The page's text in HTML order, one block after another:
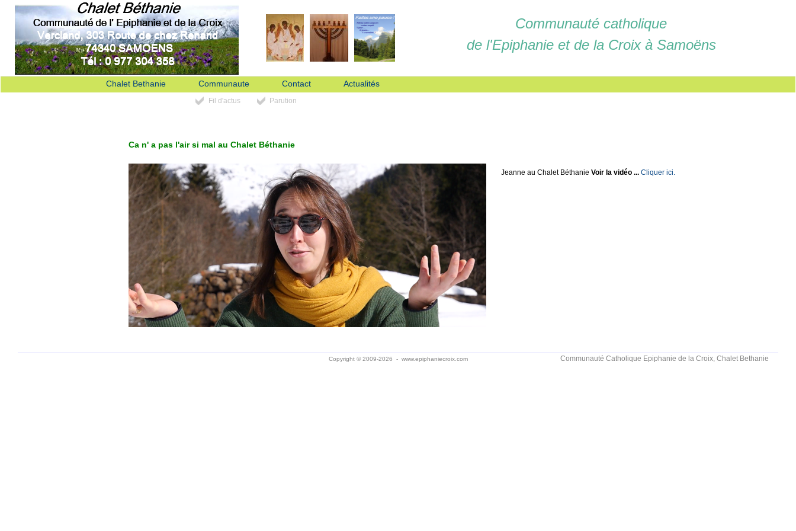
Communauté catholique
de l'Epiphanie et de la Croix à Samoëns
Chalet Bethanie Communaute Contact Actualités
Fil d'actus Parution
Ca n' a pas l'air si mal au Chalet Béthanie
Jeanne au Chalet Béthanie Voir la vidéo ... Cliquer ici.
Copyright © 2009-2026 - www.epiphaniecroix.com Communauté Catholique Epiphanie de la Croix, Chalet Bethanie